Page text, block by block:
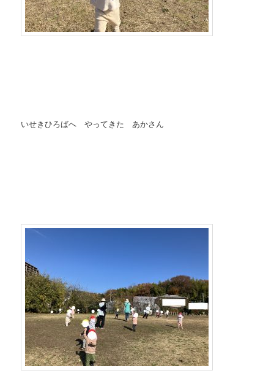
いせきひろばへ やってきた あかさん